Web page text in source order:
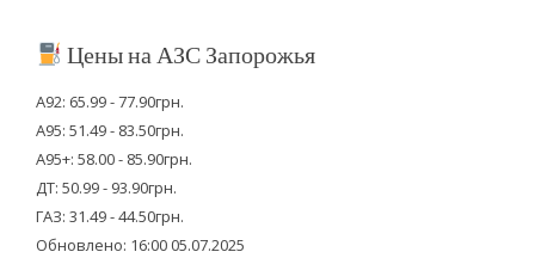
Цены на АЗС Запорожья
А92: 65.99 - 77.90грн.
А95: 51.49 - 83.50грн.
А95+: 58.00 - 85.90грн.
ДТ: 50.99 - 93.90грн.
ГАЗ: 31.49 - 44.50грн.
Обновлено: 16:00 05.07.2025